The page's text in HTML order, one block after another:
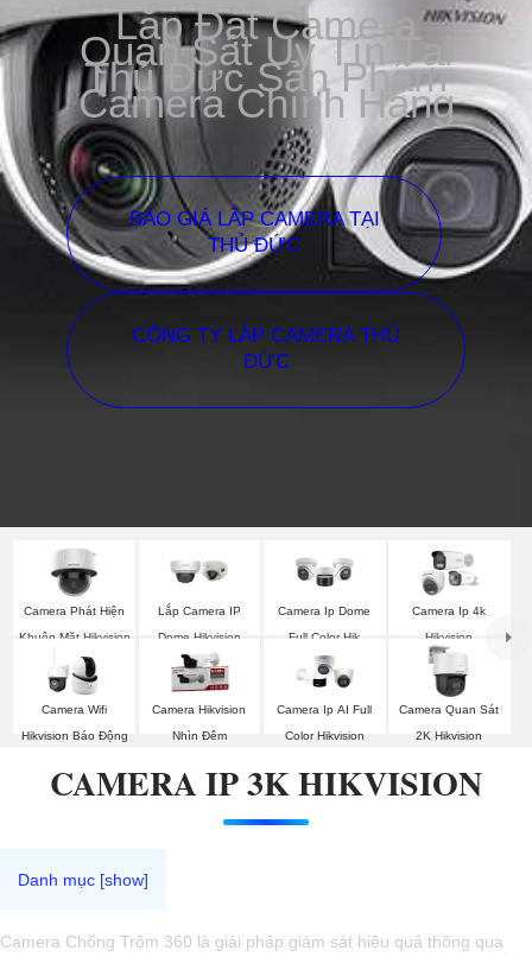
Lắp Đặt Camera
Quan Sát Uy Tín Tại
Thủ Đức Sản Phẩm
Camera Chính Hãng
BÁO GIÁ LẮP CAMERA TẠI
THỦ ĐỨC
CÔNG TY LẮP CAMERA THỦ
ĐỨC
Camera Phát Hiện
Khuôn Mặt Hikvision
Lắp Camera IP
Dome Hikvision
Camera Ip Dome
Full Color Hik
Camera Ip 4k
Hikvision
Camera Wifi
Hikvision Báo Động
Camera Hikvision
Nhìn Đêm
Camera Ip AI Full
Color Hikvision
Camera Quan Sát
2K Hikvision
CAMERA IP 3K HIKVISION
Camera Chống Trộm 360 là giải pháp giám sát hiệu quả thông qua